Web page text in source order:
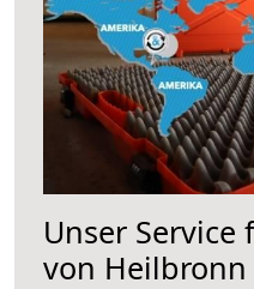
Unser
von Heilbronn